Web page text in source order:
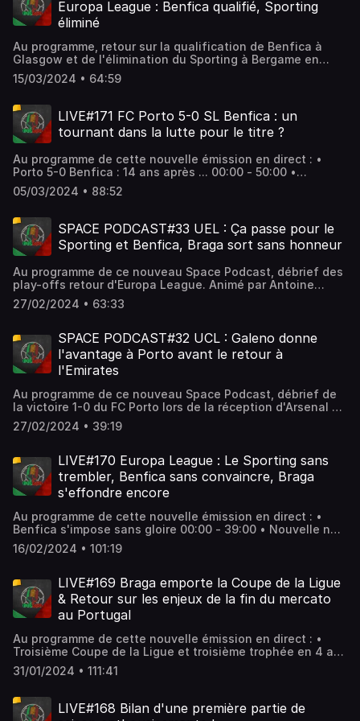
Monteiro (@MMatthieuZSCB). 💻 Pour toujours plus
d'analyses et de décryptages autour du football
portugais, rendez-vous sur notre site internet :
https://golaco.fr/ 📲 Suivez-nous aussi sur les réseaux : •
Facebook : https://www.facebook.com/Golacopodcast •
Twitter : https://twitter.com/Golaco_TV?lang=fr •
Europa League : Benfica qualifié, Sporting
éliminé
Au programme, retour sur la qualification de Benfica à
Glasgow et de l'élimination du Sporting à Bergame en
Europa League. Animé par Antoine Thirion (@atironho07)
et accompagné de Alexandre Carvalho (@Alex_DC78). 💻
du football portugais, rendez-vous sur notre site internet
: https://golaco.fr/ 📲 Suivez-nous aussi sur les réseaux : •
Facebook : https://www.facebook.com/Golacopodcast •
Instagram : https://www.instagram.com/golaco_tv
15/03/2024 • 64:59
LIVE#171 FC Porto 5-0 SL Benfica : un
tournant dans la lutte pour le titre ?
Au programme de cette nouvelle émission en direct : •
Porto 5-0 Benfica : 14 ans après ... 00:00 - 50:00 •
Classico : un tournant dans la lutte pour le titre ? 50:10 -
01:28:00 Animé par Alexandre Carvalho (@Alex_DC78) et
Cardoso (@LouichSD) & Matthieu Monteiro
(@MMatthieuZSCB). 💻 Pour toujours plus d'analyses et de
décryptages autour du football portugais, rendez-vous
aussi sur les réseaux : • Facebook :
https://www.facebook.com/Golacopodcast • Twitter :
https://twitter.com/Golaco_TV?lang=fr • Instagram :
https://www.instagram.com/golaco_tv
05/03/2024 • 88:52
SPACE PODCAST#33 UEL : Ça passe pour le
Sporting et Benfica, Braga sort sans honneur
Au programme de ce nouveau Space Podcast, débrief des
play-offs retour d'Europa League. Animé par Antoine
Thirion (@atironho07) et Philipe Da Costa (@fil_dcosta). 💻
Pour toujours plus d'analyses et de décryptages autour
: https://golaco.fr/ 📲 Suivez-nous aussi sur les réseaux : •
Facebook : https://www.facebook.com/Golacopodcast •
Twitter : https://twitter.com/Golaco_TV?lang=fr •
Instagram : https://www.instagram.com/golaco_tv
27/02/2024 • 63:33
SPACE PODCAST#32 UCL : Galeno donne
l'avantage à Porto avant le retour à
l'Emirates
Au programme de ce nouveau Space Podcast, débrief de
la victoire 1-0 du FC Porto lors de la réception d'Arsenal en
huitième de finale aller de Ligue des Champions. Animé
par Alexandre Carvalho (@Alex_DC78) et accompagné de
(@LouichSD) 💻 Pour toujours plus d'analyses et de
décryptages autour du football portugais, rendez-vous
sur notre site internet : https://golaco.fr/ 📲 Suivez-nous
aussi sur les réseaux : • Facebook :
https://www.facebook.com/Golacopodcast • Twitter :
https://twitter.com/Golaco_TV?lang=fr • Instagram :
https://www.instagram.com/golaco_tv
27/02/2024 • 39:19
LIVE#170 Europa League : Le Sporting sans
trembler, Benfica sans convaincre, Braga
s'effondre encore
Au programme de cette nouvelle émission en direct : •
Benfica s'impose sans gloire 00:00 - 39:00 • Nouvelle nuit
de honte pour Braga 39:10 - 01:20:00 • Gyökeres permet
au Sporting de faire un grand pas vers les
(@atironho07) et accompagné de Filipe Da Costa
(@fil_dcosta) & Matthieu Monteiro (@MMatthieuZSCB). 💻
Pour toujours plus d'analyses et de décryptages autour
du football portugais, rendez-vous sur notre site internet
: https://golaco.fr/ 📲 Suivez-nous aussi sur les réseaux : •
Facebook : https://www.facebook.com/Golacopodcast •
Twitter : https://twitter.com/Golaco_TV?lang=fr •
Instagram : https://www.instagram.com/golaco_tv
16/02/2024 • 101:19
LIVE#169 Braga emporte la Coupe de la Ligue
& Retour sur les enjeux de la fin du mercato
au Portugal
Au programme de cette nouvelle émission en direct : •
Troisième Coupe de la Ligue et troisième trophée en 4 ans
pour Braga 00:00 - 40:00 • Les enjeux de la fin du
mercato au Portugal 40:10 - 1:51:40 Animé par Antoine
Monteiro (@MMatthieuZSCB). 💻 Pour toujours plus
d'analyses et de décryptages autour du football
31/01/2024 • 111:41
LIVE#168 Bilan d'une première partie de